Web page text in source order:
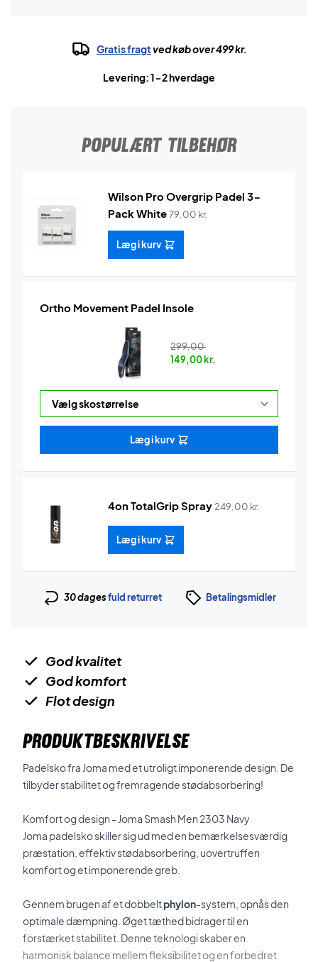
Gratis fragtved køb over 499 kr.
Levering: 1-2 hverdage
POPULÆRT TILBEHØR
Wilson Pro Overgrip Padel 3-
Pack White79,00 kr.
Læg i kurv
Ortho Movement Padel Insole
299,00
149,00 kr.
Læg i kurv
4on TotalGrip Spray 249,00 kr.
Læg i kurv
30 dagesfuld returret Betalingsmidler
God kvalitet
God komfort
Flot design
PRODUKTBESKRIVELSE
Padelsko fra Joma med et utroligt imponerende design. De
tilbyder stabilitet og fremragende stødabsorbering!
Komfort og design - Joma Smash Men 2303 Navy
Joma padelsko skiller sig ud med en bemærkelsesværdig
præstation, effektiv stødabsorbering, uovertruffen
komfort og et imponerende greb.
Gennem brugen af et dobbeltphylon-system, opnås den
optimale dæmpning. Øget tæthed bidrager til en
forstærket stabilitet. Denne teknologi skaber en
harmonisk balance mellem fleksibilitet og en forbedret